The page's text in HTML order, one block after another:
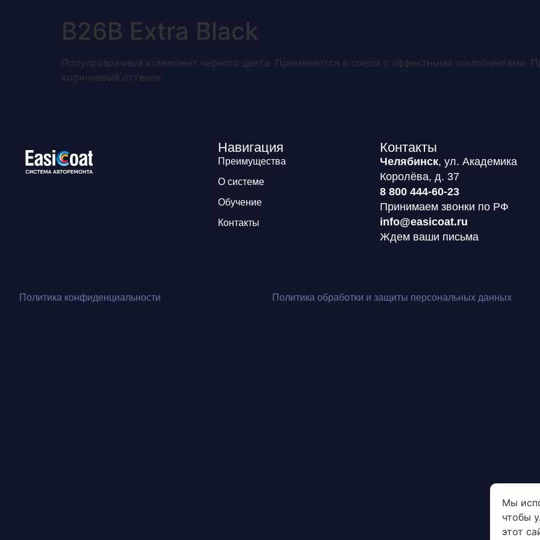
B26В Extra Black
Полупрозрачный компонент черного цвета. Применяется в смеси с эффектными компонентами.
коричневый оттенок.
Навигация
Преимущества
О системе
Обучение
Контакты
Контакты
Челябинск, ул. Академика
Королёва, д. 37
8 800 444-60-23
Принимаем звонки по РФ
info@easicoat.ru
Ждем ваши письма
Политика конфиденциальности Политика обработки и защиты персональных данных
Мы
чтобы
этот